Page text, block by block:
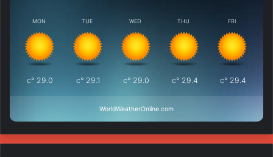
MON
29.0
°c
TUE
29.1
°c
WED
29.0
°c
THU
29.4
°c
FRI
29.4
°c
WorldWeatherOnline.com